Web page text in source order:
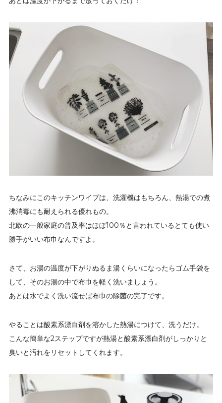
ちなみにこのキッチンワイプは、洗濯機はもちろん、熱湯での煮
沸消毒にも耐えられる優れもの。
北欧の一般家庭の普及率はほぼ100％と言われているとても使い
勝手がいい布巾なんですよ。
さて、お湯の温度が下がりぬるま湯くらいになったらゴム手袋を
して、そのお湯の中で布巾を軽く洗いましょう。
あとは水でよく洗い流せば布巾の除菌の完了です。
やることは酸素系漂白剤を溶かした熱湯につけて、洗うだけ。
こんな簡単な2ステップですが熱湯と酸素系漂白剤がしっかりと
臭いと汚れをリセットしてくれます。